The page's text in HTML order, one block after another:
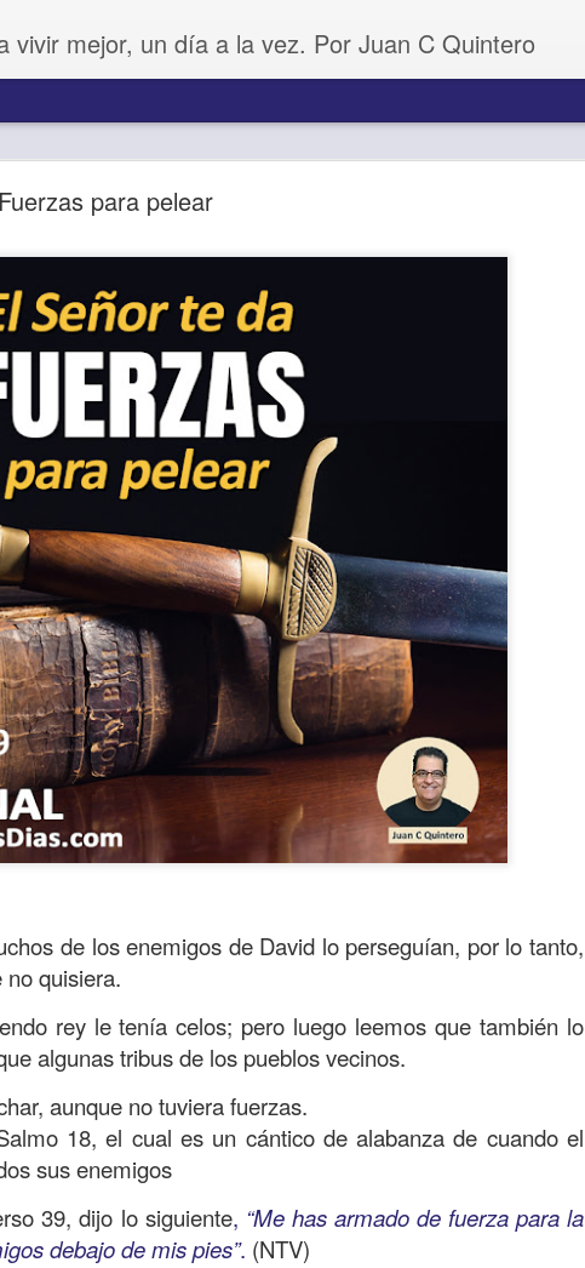
Fuerzas para pelear
de los enemigos de David lo perseguían, por lo tanto,
quisiera.
rey le tenía celos; pero luego leemos que también lo
algunas tribus de los pueblos vecinos.
aunque no tuviera fuerzas.
18, el cual es un cántico de alabanza de cuando el
sus enemigos
39, dijo lo siguiente, “Me has armado de fuerza para la
debajo de mis pies”. (NTV)
vivir mejor, un día a la vez. Por Juan C Quintero
Amar sin fingimiento
la mayoría de ellos relacionados con el trabajo, los
en el cuidado del cuerpo en el gimnasio.
tiene la sensación de que el tiempo pasa demasiado
compartir tiempo con los seres a quienes llamamos
de mis padres y abuelos; y tal vez tú también tengas
que para la mayoría de ellos ese amor significó inversión
sus aspiraciones personales por estar en casa y dar